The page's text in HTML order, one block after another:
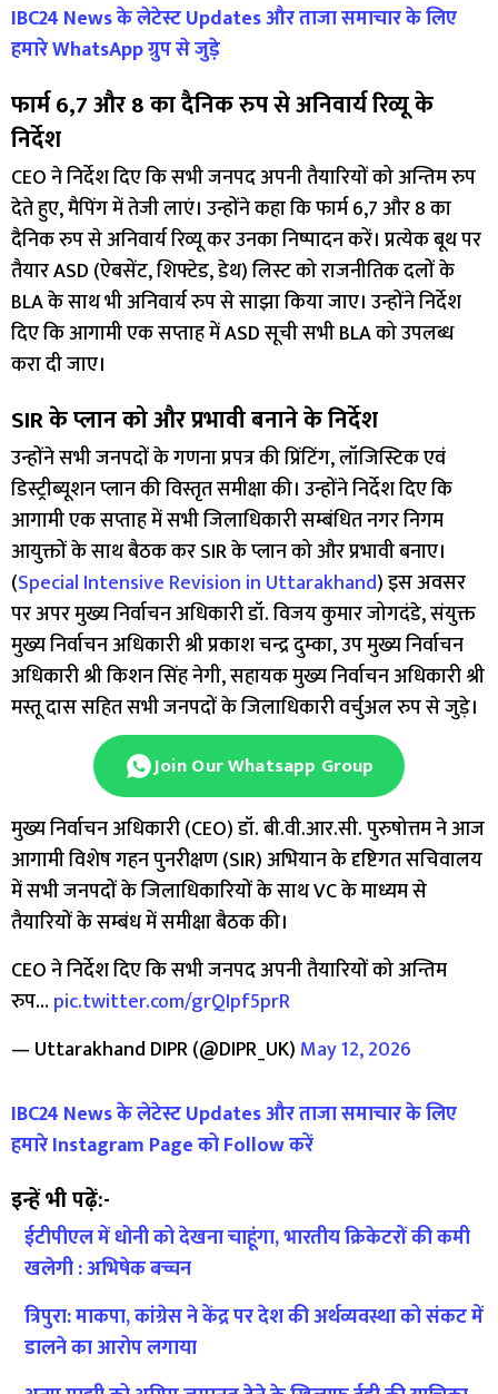
IBC24 News के लेटेस्ट Updates और ताजा समाचार के लिए
हमारे WhatsApp ग्रुप से जुड़े
फार्म 6,7 और 8 का दैनिक रुप से अनिवार्य रिव्यू के
निर्देश
CEO ने निर्देश दिए कि सभी जनपद अपनी तैयारियों को अन्तिम रुप
देते हुए, मैपिंग में तेजी लाएं। उन्होंने कहा कि फार्म 6,7 और 8 का
दैनिक रुप से अनिवार्य रिव्यू कर उनका निष्पादन करें। प्रत्येक बूथ पर
तैयार ASD (ऐबसेंट, शिफ्टेड, डेथ) लिस्ट को राजनीतिक दलों के
BLA के साथ भी अनिवार्य रुप से साझा किया जाए। उन्होंने निर्देश
दिए कि आगामी एक सप्ताह में ASD सूची सभी BLA को उपलब्ध
करा दी जाए।
SIR के प्लान को और प्रभावी बनाने के निर्देश
उन्होंने सभी जनपदों के गणना प्रपत्र की प्रिंटिंग, लॉजिस्टिक एवं
डिस्ट्रीब्यूशन प्लान की विस्तृत समीक्षा की। उन्होंने निर्देश दिए कि
आगामी एक सप्ताह में सभी जिलाधिकारी सम्बंधित नगर निगम
आयुक्तों के साथ बैठक कर SIR के प्लान को और प्रभावी बनाए।
(Special Intensive Revision in Uttarakhand) इस अवसर
पर अपर मुख्य निर्वाचन अधिकारी डॉ. विजय कुमार जोगदंडे, संयुक्त
मुख्य निर्वाचन अधिकारी श्री प्रकाश चन्द्र दुम्का, उप मुख्य निर्वाचन
अधिकारी श्री किशन सिंह नेगी, सहायक मुख्य निर्वाचन अधिकारी श्री
मस्तू दास सहित सभी जनपदों के जिलाधिकारी वर्चुअल रुप से जुड़े।
Join Our Whatsapp Group
मुख्य निर्वाचन अधिकारी (CEO) डॉ. बी.वी.आर.सी. पुरुषोत्तम ने आज
आगामी विशेष गहन पुनरीक्षण (SIR) अभियान के दृष्टिगत सचिवालय
में सभी जनपदों के जिलाधिकारियों के साथ VC के माध्यम से
तैयारियों के सम्बंध में समीक्षा बैठक की।
CEO ने निर्देश दिए कि सभी जनपद अपनी तैयारियों को अन्तिम
रुप… pic.twitter.com/grQIpf5prR
— Uttarakhand DIPR (@DIPR_UK) May 12, 2026
IBC24 News के लेटेस्ट Updates और ताजा समाचार के लिए
हमारे Instagram Page को Follow करें
इन्हें भी पढ़ें:-
ईटीपीएल में धोनी को देखना चाहूंगा, भारतीय क्रिकेटरों की कमी
खलेगी : अभिषेक बच्चन
त्रिपुरा: माकपा, कांग्रेस ने केंद्र पर देश की अर्थव्यवस्था को संकट में
डालने का आरोप लगाया